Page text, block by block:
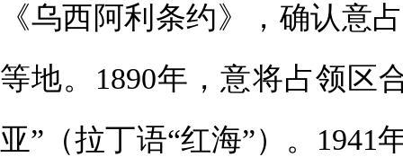
《乌西阿利条约》，确认意
等地。1890年，意将占领区
亚”（拉丁语“红海”）。